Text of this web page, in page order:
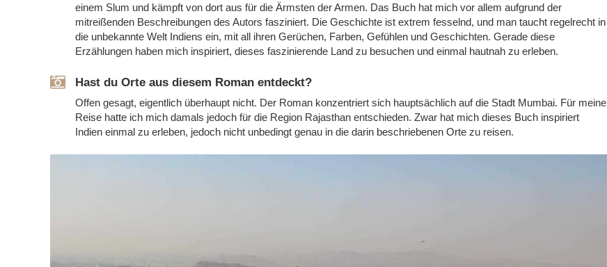
einem Slum und kämpft von dort aus für die Ärmsten der Armen. Das Buch hat mich vor allem aufgrund der
mitreißenden Beschreibungen des Autors fasziniert. Die Geschichte ist extrem fesselnd, und man taucht regelrecht in
die unbekannte Welt Indiens ein, mit all ihren Gerüchen, Farben, Gefühlen und Geschichten. Gerade diese
Erzählungen haben mich inspiriert, dieses faszinierende Land zu besuchen und einmal hautnah zu erleben.
Hast du Orte aus diesem Roman entdeckt?
Offen gesagt, eigentlich überhaupt nicht. Der Roman konzentriert sich hauptsächlich auf die Stadt Mumbai. Für meine
Reise hatte ich mich damals jedoch für die Region Rajasthan entschieden. Zwar hat mich dieses Buch inspiriert
Indien einmal zu erleben, jedoch nicht unbedingt genau in die darin beschriebenen Orte zu reisen.